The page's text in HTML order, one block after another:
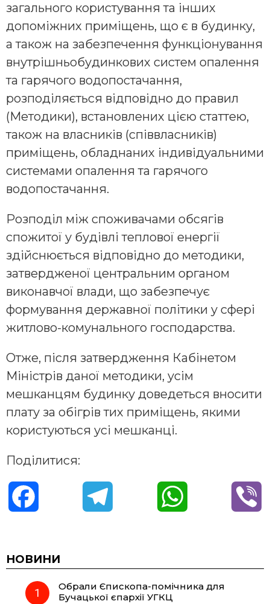
загального користування та інших
допоміжних приміщень, що є в будинку,
а також на забезпечення функціонування
внутрішньобудинкових систем опалення
та гарячого водопостачання,
розподіляється відповідно до правил
(Методики), встановлених цією статтею,
також на власників (співвласників)
приміщень, обладнаних індивідуальними
системами опалення та гарячого
водопостачання.
Розподіл між споживачами обсягів
спожитої у будівлі теплової енергії
здійснюється відповідно до методики,
затвердженої центральним органом
виконавчої влади, що забезпечує
формування державної політики у сфері
житлово-комунального господарства.
Отже, після затвердження Кабінетом
Міністрів даної методики, усім
мешканцям будинку доведеться вносити
плату за обігрів тих приміщень, якими
користуються усі мешканці.
Поділитися:
c
e e t
НОВИНИ
Обрали Єпископа-помічника для
Бучацької єпархії УГКЦ